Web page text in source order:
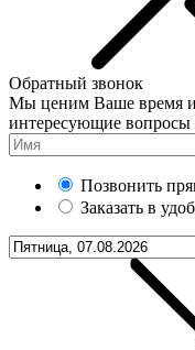
Обратный звонок
Мы ценим Ваше время и
интересующие вопросы
Позвонить
Заказать в